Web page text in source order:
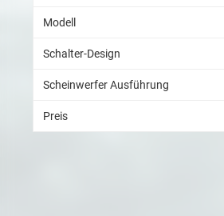
Modell
Schalter-Design
Scheinwerfer Ausführung
Preis